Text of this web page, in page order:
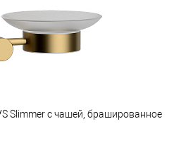
Slimmer с чашей, брашированное